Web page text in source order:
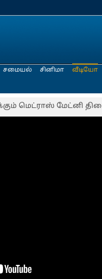
சமையல் சினிமா
வீடியோ
மெட்ராஸ் மேட்னி